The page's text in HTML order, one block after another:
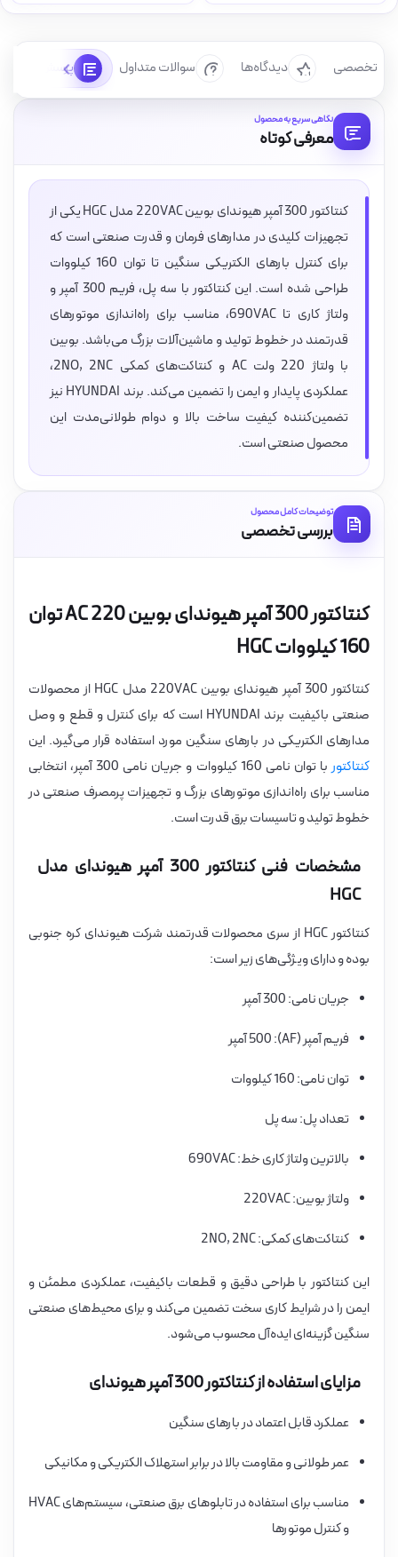
تخصصی دیدگاه‌ها سوالات متداول پرسش‌ها
نگاهی سریع به محصول
معرفی کوتاه
کنتاکتور 300 آمپر هیوندای بوبین 220VAC مدل HGC یکی از
تجهیزات کلیدی در مدارهای فرمان و قدرت صنعتی است که
برای کنترل بارهای الکتریکی سنگین تا توان 160 کیلووات
طراحی شده است. این کنتاکتور با سه پل، فریم 300 آمپر و
ولتاژ کاری تا 690VAC، مناسب برای راه‌اندازی موتورهای
قدرتمند در خطوط تولید و ماشین‌آلات بزرگ می‌باشد. بوبین
با ولتاژ 220 ولت AC و کنتاکت‌های کمکی 2NO, 2NC،
عملکردی پایدار و ایمن را تضمین می‌کند. برند HYUNDAI نیز
تضمین‌کننده کیفیت ساخت بالا و دوام طولانی‌مدت این
محصول صنعتی است.
توضیحات کامل محصول
بررسی تخصصی
کنتاکتور 300 آمپر هیوندای بوبین 220 AC توان
160 کیلووات HGC
کنتاکتور 300 آمپر هیوندای بوبین 220VAC مدل HGC از محصولات
صنعتی باکیفیت برند HYUNDAI است که برای کنترل و قطع و وصل
مدارهای الکتریکی در بارهای سنگین مورد استفاده قرار می‌گیرد. این
کنتاکتور
با توان نامی 160 کیلووات و جریان نامی 300 آمپر، انتخابی
مناسب برای راه‌اندازی موتورهای بزرگ و تجهیزات پرمصرف صنعتی در
خطوط تولید و تاسیسات برق قدرت است.
مشخصات فنی کنتاکتور 300 آمپر هیوندای مدل
HGC
کنتاکتور HGC از سری محصولات قدرتمند شرکت هیوندای کره جنوبی
بوده و دارای ویژگی‌های زیر است:
جریان نامی: 300 آمپر
فریم آمپر (AF): 500 آمپر
توان نامی: 160 کیلووات
تعداد پل: سه پل
بالاترین ولتاژ کاری خط: 690VAC
ولتاژ بوبین: 220VAC
کنتاکت‌های کمکی: 2NO, 2NC
این کنتاکتور با طراحی دقیق و قطعات باکیفیت، عملکردی مطمئن و
ایمن را در شرایط کاری سخت تضمین می‌کند و برای محیط‌های صنعتی
سنگین گزینه‌ای ایده‌آل محسوب می‌شود.
مزایای استفاده از کنتاکتور 300 آمپر هیوندای
عملکرد قابل اعتماد در بارهای سنگین
عمر طولانی و مقاومت بالا در برابر استهلاک الکتریکی و مکانیکی
مناسب برای استفاده در تابلوهای برق صنعتی، سیستم‌های HVAC
و کنترل موتورها